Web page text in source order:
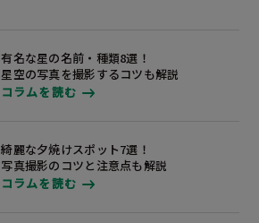
有名な星の名前・種類8選！
星空の写真を撮影するコツも解説
コラムを読む
綺麗な夕焼けスポット7選！
写真撮影のコツと注意点も解説
コラムを読む